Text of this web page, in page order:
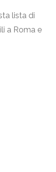
lista di
a Roma e